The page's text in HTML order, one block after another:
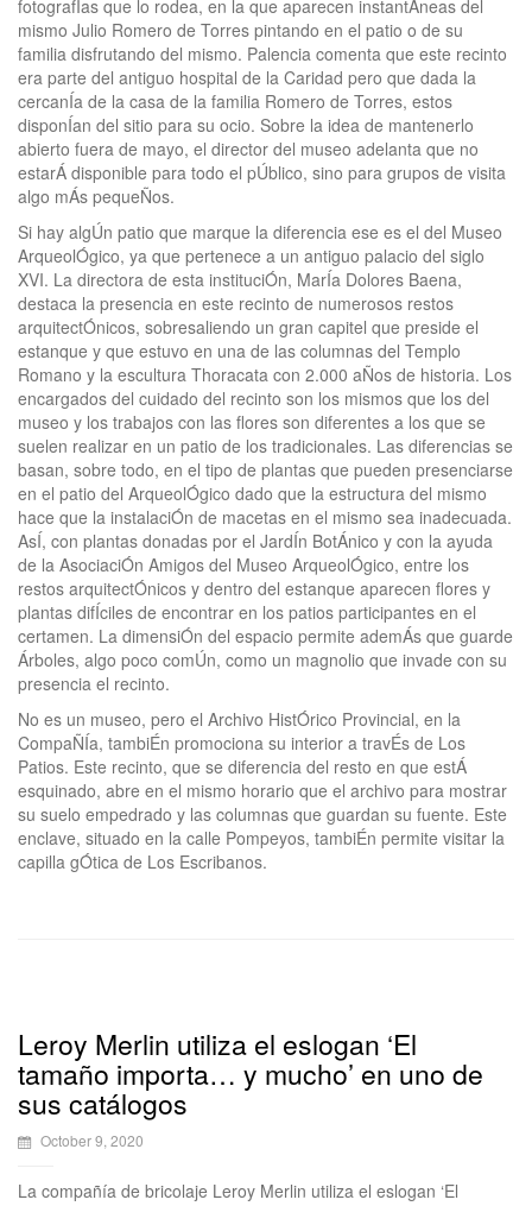
fotografÍas que lo rodea, en la que aparecen instantÁneas del
mismo Julio Romero de Torres pintando en el patio o de su
familia disfrutando del mismo. Palencia comenta que este recinto
era parte del antiguo hospital de la Caridad pero que dada la
cercanÍa de la casa de la familia Romero de Torres, estos
disponÍan del sitio para su ocio. Sobre la idea de mantenerlo
abierto fuera de mayo, el director del museo adelanta que no
estarÁ disponible para todo el pÚblico, sino para grupos de visita
algo mÁs pequeÑos.
Si hay algÚn patio que marque la diferencia ese es el del Museo
ArqueolÓgico, ya que pertenece a un antiguo palacio del siglo
XVI. La directora de esta instituciÓn, MarÍa Dolores Baena,
destaca la presencia en este recinto de numerosos restos
arquitectÓnicos, sobresaliendo un gran capitel que preside el
estanque y que estuvo en una de las columnas del Templo
Romano y la escultura Thoracata con 2.000 aÑos de historia. Los
encargados del cuidado del recinto son los mismos que los del
museo y los trabajos con las flores son diferentes a los que se
suelen realizar en un patio de los tradicionales. Las diferencias se
basan, sobre todo, en el tipo de plantas que pueden presenciarse
en el patio del ArqueolÓgico dado que la estructura del mismo
hace que la instalaciÓn de macetas en el mismo sea inadecuada.
AsÍ, con plantas donadas por el JardÍn BotÁnico y con la ayuda
de la AsociaciÓn Amigos del Museo ArqueolÓgico, entre los
restos arquitectÓnicos y dentro del estanque aparecen flores y
plantas difÍciles de encontrar en los patios participantes en el
certamen. La dimensiÓn del espacio permite ademÁs que guarde
Árboles, algo poco comÚn, como un magnolio que invade con su
presencia el recinto.
No es un museo, pero el Archivo HistÓrico Provincial, en la
CompaÑÍa, tambiÉn promociona su interior a travÉs de Los
Patios. Este recinto, que se diferencia del resto en que estÁ
esquinado, abre en el mismo horario que el archivo para mostrar
su suelo empedrado y las columnas que guardan su fuente. Este
enclave, situado en la calle Pompeyos, tambiÉn permite visitar la
capilla gÓtica de Los Escribanos.
Leroy Merlin utiliza el eslogan ‘El
tamaño importa… y mucho’ en uno de
sus catálogos
October 9, 2020
La compañía de bricolaje Leroy Merlin utiliza el eslogan ‘El